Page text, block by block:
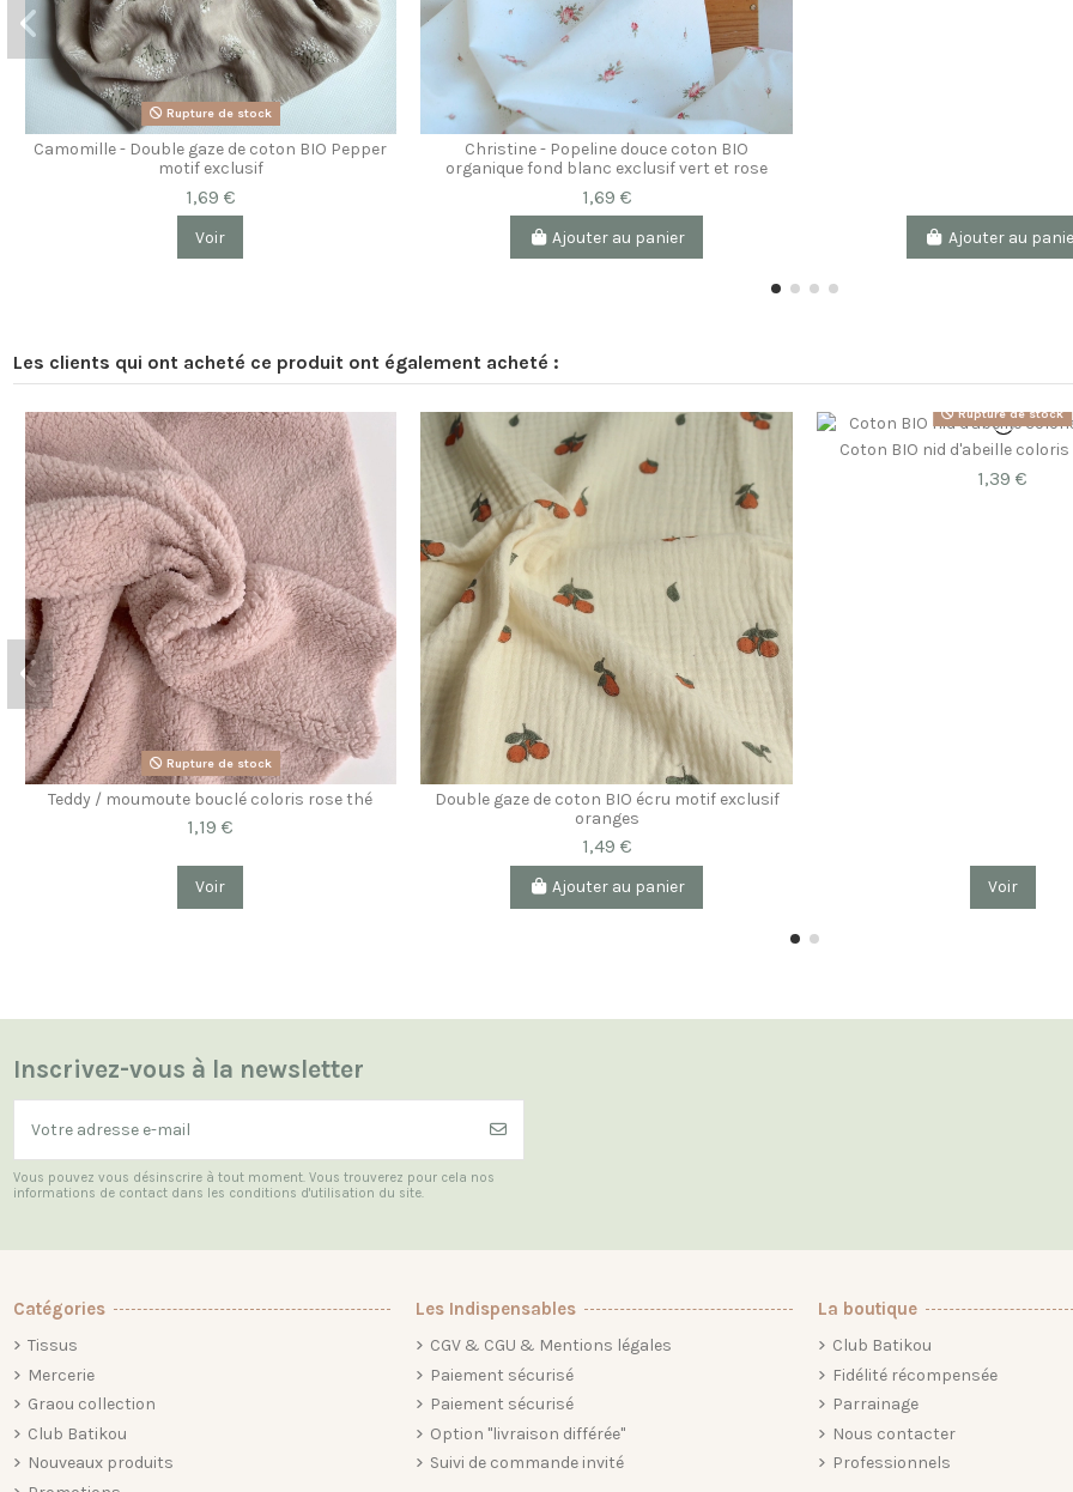
Rupture de stock
Camomille - Double gaze de coton BIO Pepper
motif exclusif
1,69 €
Voir
Christine - Popeline douce coton BIO
organique fond blanc exclusif vert et rose
1,69 €
Ajouter au panier Ajouter au
Les clients qui ont acheté ce produit ont également acheté :
Rupture de stock
Teddy / moumoute bouclé coloris rose thé
1,19 €
Voir
Double gaze de coton BIO écru motif exclusif
oranges
1,49 €
Ajouter au panier
Rupture de stock
Coton BIO nid d'abeille
1,39 €
Voir
Inscrivez-vous à la newsletter
Vous pouvez vous désinscrire à tout moment. Vous trouverez pour cela nos
informations de contact dans les conditions d'utilisation du site.
Catégories
Tissus
Mercerie
Graou collection
Club Batikou
Nouveaux produits
Les Indispensables
CGV & CGU & Mentions légales
Paiement sécurisé
Paiement sécurisé
Option "livraison différée"
Suivi de commande invité
La boutique
Club Batikou
Fidélité récompensée
Parrainage
Nous contacter
Professionnels